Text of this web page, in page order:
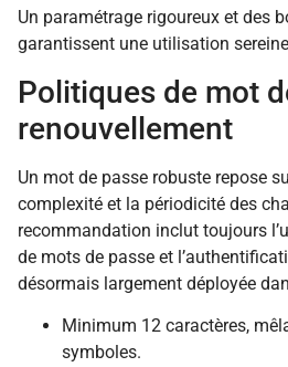
Un paramétrage rigoureux et des
garantissent une utilisation
Politiques de mot
renouvellement
Un mot de passe robuste repose
complexité et la périodicité des
recommandation inclut toujours
de mots de passe et
désormais largement déployée
Minimum 12 caractères,
symboles.